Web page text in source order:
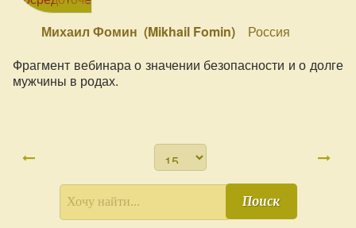
Михаил Фомин (Mikhail Fomin)
Россия
Фрагмент вебинара о значении безопасности и о долге
мужчины в родах.
Поиск